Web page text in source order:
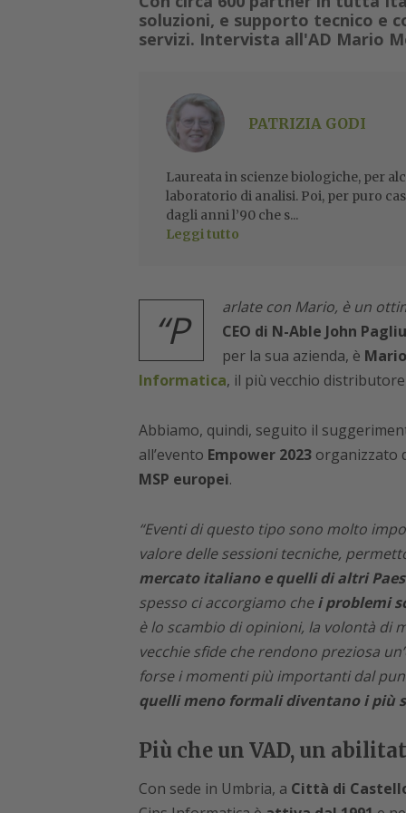
soluzioni, e supporto tecnico e
servizi. Intervista all'AD Mario
PATRIZIA GODI
Laureata in scienze biologiche, per
laboratorio di analisi. Poi, per puro
dagli anni l’90 che s...
Leggi tutto
“P arlate con Mario, è un
CEO di N-Able John
per la sua azienda, è
Informatica, il più vecchio
Abbiamo, quindi, seguito il
all’evento Empower 2023organizzato
MSP europei.
“Eventi di questo tipo sono molto
valore delle sessioni tecniche,
mercato italiano e quelli di altri
spesso ci accorgiamo chei problemi
è lo scambio di opinioni, la volontà di
vecchie sfide che rendono preziosa
forse i momenti più importanti dal
quelli meno formali diventano i più
Più che un VAD, un
Con sede in Umbria, a Città di